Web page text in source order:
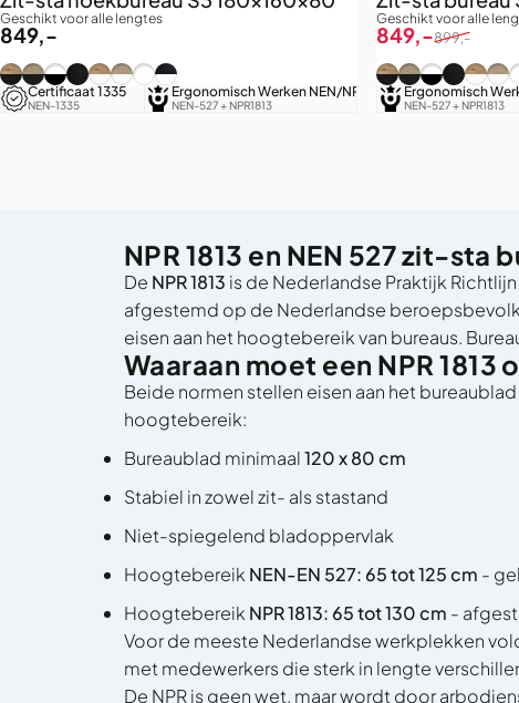
Geschikt voor alle lengtes
849,-
Zwart (RAL9005) / Authentiek eiken
Zwart (RAL9005) / Grijs eiken
Zwart (RAL9005) / Puur Wit
Zwart (RAL9005) / Zwart eiken
Wit (RAL9016) / Authentiek eiken
Wit (RAL9016) / Grijs eiken
Wit (RAL9016) / Puur Wit
Wit (RAL9016) / Zwart eiken
Certificaat 1335
NEN-1335
Ergonomisch Werken NEN/NPR
NEN-527 + NPR1813
LED Touchscreen
4 geheugenposities
Geschikt voor alle
Sale price
849,-
Regular price
899,-
ZwartZwartZwartZwart
WitWit
Ergonomisch
NEN-527 + NPR1813
NPR 1813 en NEN 527 zit-
De NPR 1813 is de Nederlandse Praktijk
afgestemd op de Nederlandse
eisen aan het hoogtebereik van bureaus.
Waaraan moet een NPR
Beide normen stellen eisen aan het
hoogtebereik:
Bureaublad minimaal120 x 80 cm
Stabiel in zowel zit- als stastand
Niet-spiegelend bladoppervlak
Hoogtebereik NEN-EN 527: 65 tot 125 cm -
Hoogtebereik NPR 1813: 65 tot 130 cm -
Voor de meeste Nederlandse werkplekken
met medewerkers die sterk in lengte
De NPR is geen wet, maar wordt door